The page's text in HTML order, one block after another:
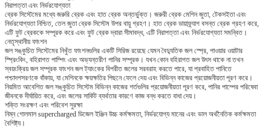
নিরাপত্তা এবং নির্ভরযোগ্যতা
ব্রেক সিস্টেমের মধ্যে জরুরি ব্রেক এবং হাত ব্রেক অন্তর্ভুক্ত। জরুরী ব্রেক মেশিন জুতা, টেকসইতা এবং
নির্ভরযোগ্যতা নিশ্চিত, তেল জুতা ব্রেক সিস্টেম উপর বায়ু গ্রহণ। হাত ব্রেক ডায়াফ্র্যাগ বসন্ত ব্রেক গ্রহণ করে,
এটি ফুট ব্রেককে সম্পূরক করে এবং ফুট ব্রেক দ্বারা সীমাবদ্ধ, এটি নিরাপত্তা এবং নির্ভরযোগ্যতা সমন্বিত।
নেতৃস্থানীয় ফাংশন
জল সঙ্কুচিত সিস্টেমের নিখুঁত ফাংশনগুলির একটি সিরিজ রয়েছে যেমন বৈদ্যুতিক জল স্প্রে, পাওয়ার ওয়াটার
স্প্রিংকিং, বহিরাগত পাম্পিং এবং অভ্যন্তরীণ পানির সম্পূরক। যখন কোন বহিরাগত জল উৎস থাকে না তখন
স্বয়ংক্রিয় জল সম্পূরক ফাংশন জল ট্যাংকের বিপরীত জলের সরবরাহ করতে পারে, যা প্রবাহিত পানিতে
পশ্চাদপসরণকে বাঁকায়, যা মেশিনকে ক্ষয়ক্ষতির পিছনে ফেলে দেয় এবং বিভিন্ন কাজের প্রয়োজনীয়তা পূরণ করে।
নিয়মিত আবেশিত জল সঙ্কুচিত সিস্টেম বিভিন্ন কাজের শর্তগুলির প্রয়োজনীয়তা পূরণ করে, পানির পাম্পের পরিষেবা
জীবনকে দীর্ঘায়িত করে, এবং জলের সার্কিট ব্যর্থতার কারণে কাজ বন্ধ করতে বাধা দেয়।
শক্তি সংরক্ষণ এবং পরিবেশ সুরক্ষা
নিম্ন গোলমাল supercharged ডিজেল ইঞ্জিন উচ্চ কর্মক্ষমতা, নির্ভরযোগ্য মানের এবং ভাল অর্থনৈতিক কর্মক্ষমতা
বৈশিষ্ট্য।